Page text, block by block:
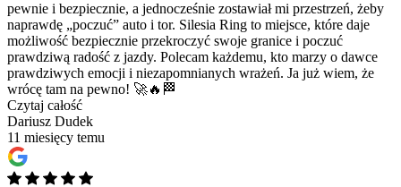
pewnie i bezpiecznie, a jednocześnie zostawiał mi przestrzeń, żeby
naprawdę „poczuć” auto i tor. Silesia Ring to miejsce, które daje
możliwość bezpiecznie przekroczyć swoje granice i poczuć
prawdziwą radość z jazdy. Polecam każdemu, kto marzy o dawce
prawdziwych emocji i niezapomnianych wrażeń. Ja już wiem, że
wrócę tam na pewno! 🚀🔥🏁
Czytaj całość
Dariusz Dudek
11 miesięcy temu